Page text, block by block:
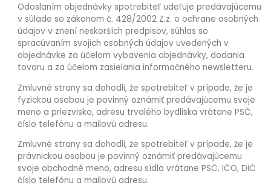
Odoslaním objednávky spotrebiteľ udeľuje predávajúcemu
v súlade so zákonom č. 428/2002 Z.z. o ochrane osobných
údajov v znení neskorších predpisov, súhlas so
spracúvaním svojich osobných údajov uvedených v
objednávke za účelom vybavenia objednávky, dodania
tovaru a za účelom zasielania informačného newsletteru.
Zmluvné strany sa dohodli, že spotrebiteľ v prípade, že je
fyzickou osobou je povinný oznámiť predávajúcemu svoje
meno a priezvisko, adresu trvalého bydliska vrátane PSČ,
číslo telefónu a mailovú adresu.
Zmluvné strany sa dohodli, že spotrebiteľ v prípade, že je
právnickou osobou je povinný oznámiť predávajúcemu
svoje obchodné meno, adresu sídla vrátane PSČ, IČO, DIČ
číslo telefónu a mailovú adresu.